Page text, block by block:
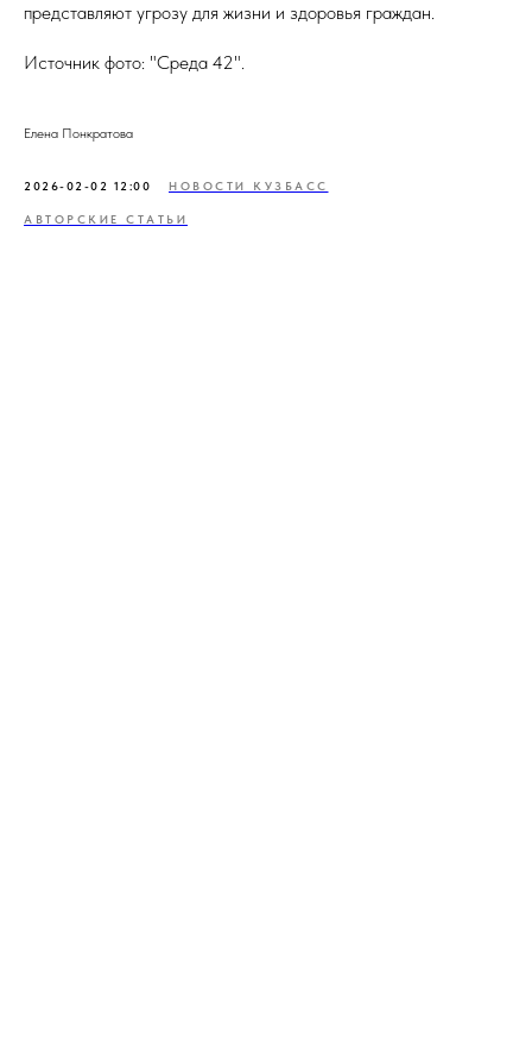
представляют угрозу для жизни и здоровья граждан.
Источник фото: "Среда 42".
Елена Понкратова
2026-02-02 12:00 НОВОСТИ КУЗБАСС
АВТОРСКИЕ СТАТЬИ